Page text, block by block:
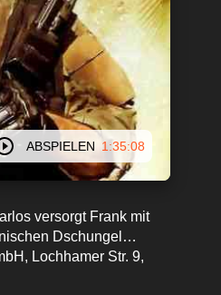
ABSPIELEN 1:35:08
versorgt Frank mit
Dschungel…
Lochhamer Str. 9,